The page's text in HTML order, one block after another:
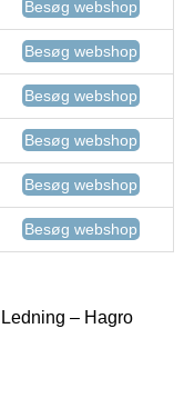
Besøg webshop
Besøg webshop
Besøg webshop
Besøg webshop
Besøg webshop
Besøg webshop
– Hagro